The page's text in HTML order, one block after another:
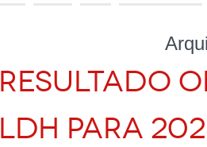
RESULTADO
LDH PARA